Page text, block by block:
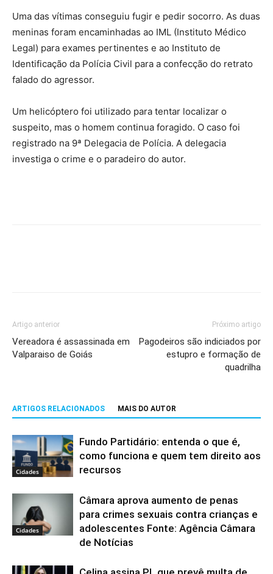
Uma das vítimas conseguiu fugir e pedir socorro. As duas
meninas foram encaminhadas ao IML (Instituto Médico
Legal) para exames pertinentes e ao Instituto de
Identificação da Polícia Civil para a confecção do retrato
falado do agressor.
Um helicóptero foi utilizado para tentar localizar o
suspeito, mas o homem continua foragido. O caso foi
registrado na 9ª Delegacia de Polícia. A delegacia
investiga o crime e o paradeiro do autor.
Artigo anterior
Vereadora é assassinada em
Valparaiso de Goiás
Próximo artigo
Pagodeiros são indiciados por
estupro e formação de
quadrilha
ARTIGOS RELACIONADOS MAIS DO AUTOR
Cidades
Fundo Partidário: entenda o que é,
como funciona e quem tem direito aos
recursos
Cidades
Câmara aprova aumento de penas
para crimes sexuais contra crianças e
adolescentes Fonte: Agência Câmara
de Notícias